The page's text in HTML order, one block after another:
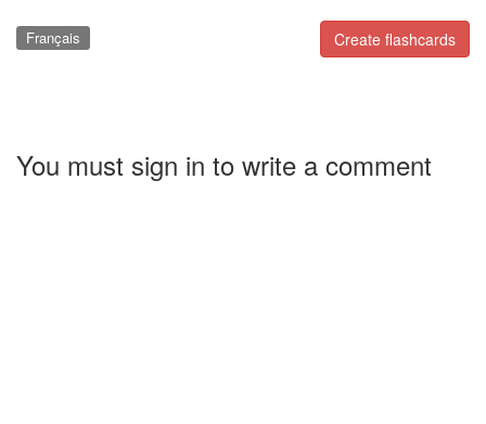
Create flashcards
Français
You must sign in to write a comment